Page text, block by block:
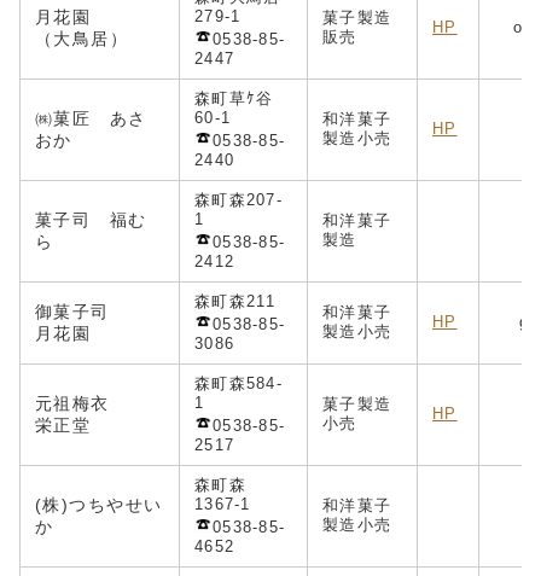
月花園
（大鳥居）
279-1
0538-85-
2447
菓子製造
販売
HP o-
㈱菓匠 あさ
おか
森町草ｹ谷
60-1
0538-85-
2440
和洋菓子
製造小売
HP
菓子司 福む
ら
森町森207-
1
0538-85-
2412
和洋菓子
製造
御菓子司
月花園
森町森211
0538-85-
3086
和洋菓子
製造小売
HP
元祖梅衣
栄正堂
森町森584-
1
0538-85-
2517
菓子製造
小売
HP
(株)つちやせい
か
森町森
1367-1
0538-85-
4652
和洋菓子
製造小売